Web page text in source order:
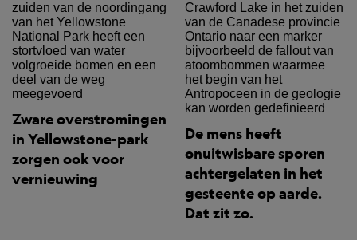
Zware overstromingen
in Yellowstone-park
zorgen ook voor
vernieuwing
De mens heeft
onuitwisbare sporen
achtergelaten in het
gesteente op aarde.
Dat zit zo.